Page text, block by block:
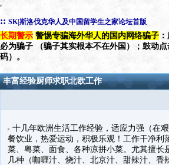
:: SK|斯洛伐克华人及中国留学生之家论坛首版
长期警示 警惕专骗海外华人的国内网络骗子
必为骗子 （骗子其实根本不在外国）；鼓动
码）。
丰富经验厨师求职北欧工作
十几年欧洲生活工作经验，适应力强（在
餐饮业，热爱运动，积极乐观！工作干净
菜、粤菜、面食、各种凉拼小菜。尤其擅
几种（咖喱汁、烧汁、北京汁、甜辣汁、